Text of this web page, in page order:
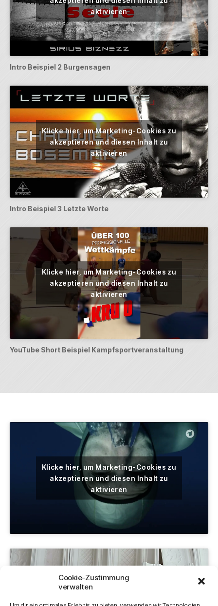
Cookie-Zustimmung
verwalten
aktivieren
Intro Beispiel 2 Burgensagen
Klicke hier, um Marketing-Cookies zu
akzeptieren und diesen Inhalt zu
aktivieren
Intro Beispiel 3 Letzte Worte
Klicke hier, um Marketing-Cookies zu
akzeptieren und diesen Inhalt zu
aktivieren
YouTube Short Beispiel Kampfsportveranstaltung
Klicke hier, um Marketing-Cookies zu
akzeptieren und diesen Inhalt zu
aktivieren
akzeptieren und diesen Inhalt zu